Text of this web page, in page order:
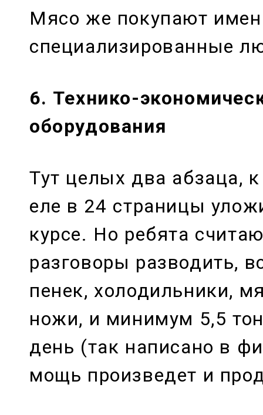
Мясо же покупают
специализированные
6. Технико-
оборудования
Тут целых два абзаца,
еле в 24 страницы
курсе. Но ребята
разговоры разводить,
пенек, холодильники,
ножи, и минимум 5,5
день (так написано в
мощь произведет и